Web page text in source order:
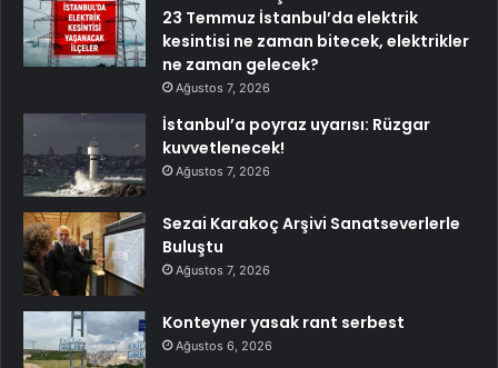
23 Temmuz İstanbul’da elektrik
kesintisi ne zaman bitecek, elektrikler
ne zaman gelecek?
Ağustos 7, 2026
İstanbul’a poyraz uyarısı: Rüzgar
kuvvetlenecek!
Ağustos 7, 2026
Sezai Karakoç Arşivi Sanatseverlerle
Buluştu
Ağustos 7, 2026
Konteyner yasak rant serbest
Ağustos 6, 2026